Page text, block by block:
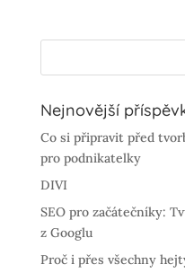
Nejnovější
Co si připravit před
pro podnikatelky
DIVI
SEO pro začátečníky:
z Googlu
Proč i přes všechny